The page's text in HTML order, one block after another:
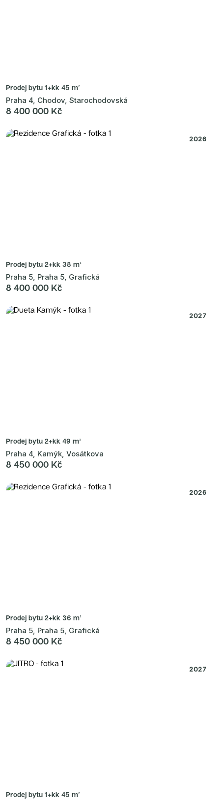
Prodej bytu 1+kk 45 m²
Praha 4, Chodov, Starochodovská
8 400 000 Kč
2026
Prodej bytu 2+kk 38 m²
Praha 5, Praha 5, Grafická
8 400 000 Kč
2027
Prodej bytu 2+kk 49 m²
Praha 4, Kamýk, Vosátkova
8 450 000 Kč
2026
Prodej bytu 2+kk 36 m²
Praha 5, Praha 5, Grafická
8 450 000 Kč
2027
Prodej bytu 1+kk 45 m²